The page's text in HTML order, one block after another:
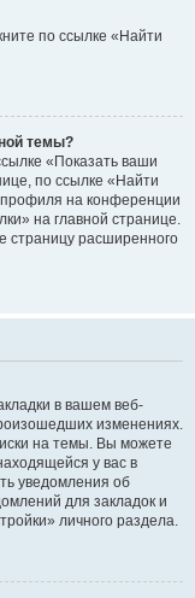
по ссылке «Найти
темы?
«Показать ваши
по ссылке «Найти
на конференции
на главной странице.
страницу расширенного
в вашем веб-
изменениях.
на темы. Вы можете
у вас в
уведомления об
для закладок и
личного раздела.